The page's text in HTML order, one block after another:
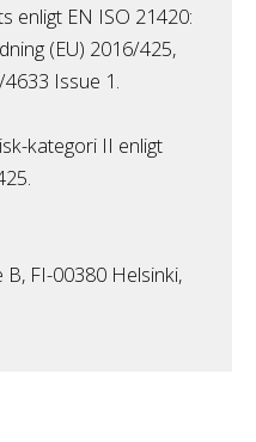
enligt EN ISO 21420:
(EU) 2016/425,
Issue 1.
kategori II enligt
B, FI-00380 Helsinki,